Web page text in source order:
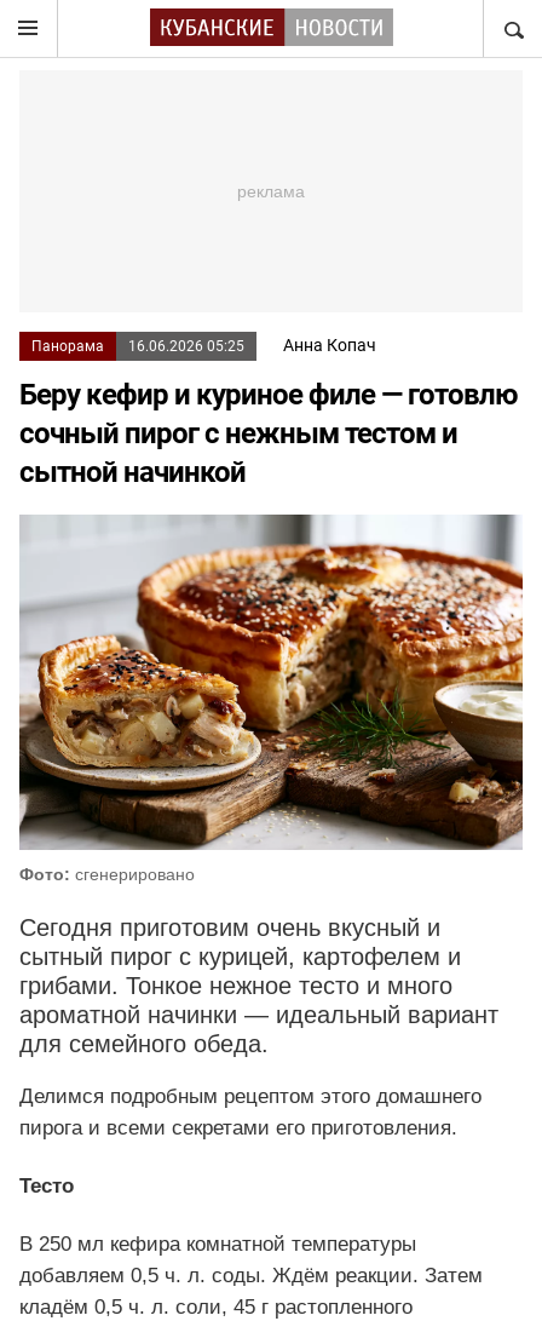
Панорама 16.06.2026 05:25 Анна Копач
Беру кефир и куриное филе — готовлю
сочный пирог с нежным тестом и
сытной начинкой
Фото: сгенерировано
Сегодня приготовим очень вкусный и
сытный пирог с курицей, картофелем и
грибами. Тонкое нежное тесто и много
ароматной начинки — идеальный вариант
для семейного обеда.
Делимся подробным рецептом этого домашнего
пирога и всеми секретами его приготовления.
Тесто
В 250 мл кефира комнатной температуры
добавляем 0,5 ч. л. соды. Ждём реакции. Затем
кладём 0,5 ч. л. соли, 45 г растопленного